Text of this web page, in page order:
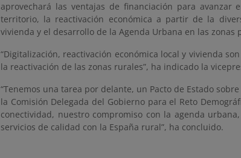
aprovechará las ventajas de financiación para
territorio, la reactivación económica a partir de la
vivienda y el desarrollo de la Agenda Urbana en las
“Digitalización, reactivación económica local y vivienda
la reactivación de las zonas rurales”, ha indicado la
“Tenemos una tarea por delante, un Pacto de Estado
la Comisión Delegada del Gobierno para el Reto
conectividad, nuestro compromiso con la agenda
servicios de calidad con la España rural”, ha concluido.